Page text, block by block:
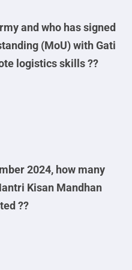
and who has signed
(MoU) with Gati
logistics skills ??
2024, how many
Kisan Mandhan
??